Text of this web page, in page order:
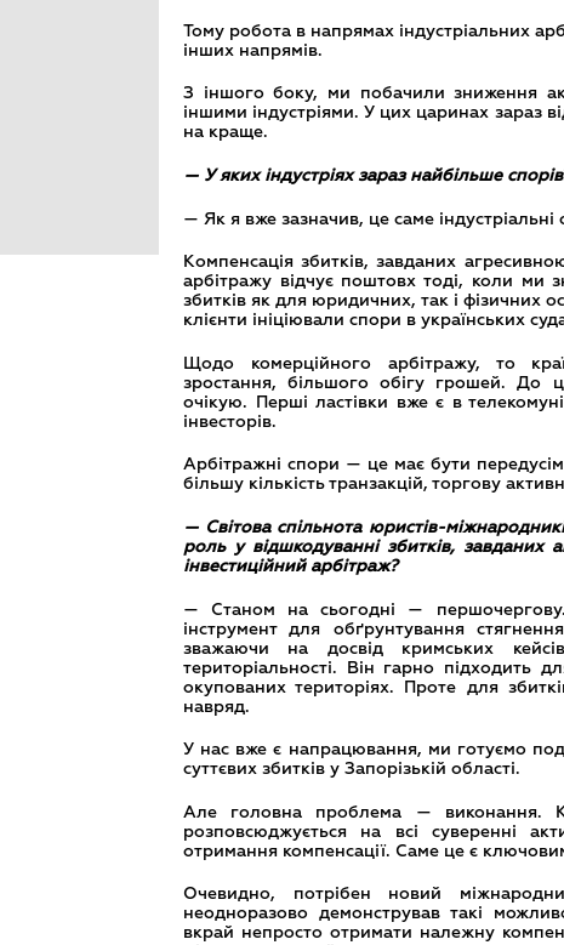
Тому робота в напрямах індустріальних
інших напрямів.
З іншого боку, ми побачили зниження
іншими індустріями. У цих царинах зараз
на краще.
— У яких індустріях зараз найбільше
— Як я вже зазначив, це саме індустріальні
Компенсація збитків, завданих
арбітражу відчує поштовх тоді, коли ми
збитків як для юридичних, так і фізичних
клієнти ініціювали спори в українських
Щодо комерційного арбітражу, то
зростання, більшого обігу грошей. До
очікую. Перші ластівки вже є в
інвесторів.
Арбітражні спори — це має бути
більшу кількість транзакцій, торгову
— Світова спільнота юристів-
роль у відшкодуванні збитків, завданих
інвестиційний арбітраж?
— Станом на сьогодні —
інструмент для обґрунтування
зважаючи на досвід кримських
територіальності. Він гарно підходить
окупованих територіях. Проте для
навряд.
У нас вже є напрацювання, ми готуємо
суттєвих збитків у Запорізькій області.
Але головна проблема — виконання.
розповсюджується на всі суверенні
отримання компенсації. Саме це є
Очевидно, потрібен новий
неодноразово демонстрував такі
вкрай непросто отримати належну